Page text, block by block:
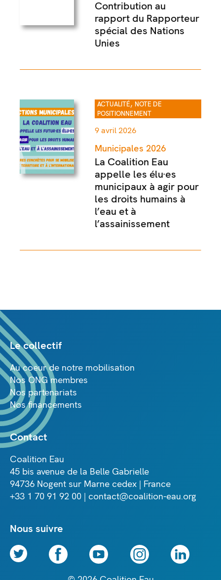
Contribution au
rapport du Rapporteur
spécial des Nations
Unies
ACTUALITÉ, NOTE DE
POSITIONNEMENT
9 avril 2026
Municipales 2026
La Coalition Eau
appelle les élu·es
municipaux à agir pour
les droits humains à
l’eau et à
l’assainissement
Le collectif
Au coeur de notre mobilisation
Nos ONG membres
Nos partenariats
Nos financements
Contact
Coalition Eau
45 bis avenue de la Belle Gabrielle
94736 Nogent sur Marne cedex | France
+33 1 70 91 92 00 | contact@coalition-eau.org
Nous suivre